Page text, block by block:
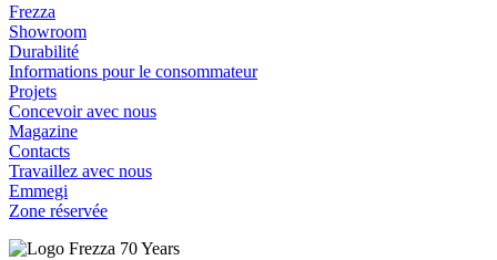
Frezza
Showroom
Durabilité
Informations pour le consommateur
Projets
Concevoir avec nous
Magazine
Contacts
Travaillez avec nous
Emmegi
Zone réservée